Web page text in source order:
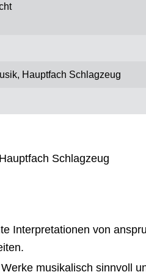
Hauptfach Schlagzeug
Schlagzeug
Interpretationen von
musikalisch sinnvoll